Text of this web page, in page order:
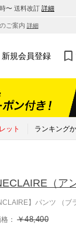
〜 送料改訂 詳細
ご案内 詳細
新規会員登録
ット ランキング
（ア
】パンツ （ブ
： ￥48,400